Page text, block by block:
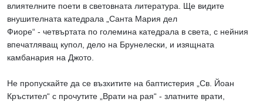
влиятелните поети в световната литература. Ще видите
внушителната катедрала „Санта Мария дел
Фиоре“ - четвъртата по големина катедрала в света, с нейния
впечатляващ купол, дело на Брунелески, и изящната
камбанария на Джото.
Не пропускайте да се възхитите на баптистерия „Св. Йоан
Кръстител“ с прочутите „Врати на рая“ - златните врати,